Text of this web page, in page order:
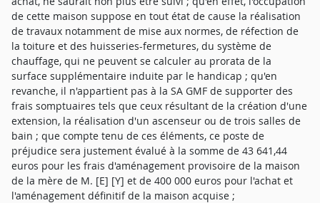
de cette maison suppose en tout état de cause la réalisation
de travaux notamment de mise aux normes, de réfection de
la toiture et des huisseries-fermetures, du système de
chauffage, qui ne peuvent se calculer au prorata de la
surface supplémentaire induite par le handicap ; qu'en
revanche, il n'appartient pas à la SA GMF de supporter des
frais somptuaires tels que ceux résultant de la création d'une
extension, la réalisation d'un ascenseur ou de trois salles de
bain ; que compte tenu de ces éléments, ce poste de
préjudice sera justement évalué à la somme de 43 641,44
euros pour les frais d'aménagement provisoire de la maison
de la mère de M. [E] [Y] et de 400 000 euros pour l'achat et
l'aménagement définitif de la maison acquise ;